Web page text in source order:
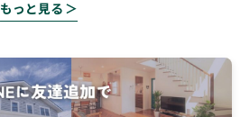
もっと見る ＞